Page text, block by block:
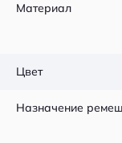
Материал
Цвет
Назначение